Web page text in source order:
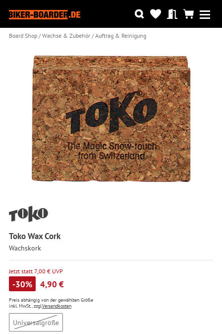
Board Shop Wachse & Zubehör Auftrag & Reinigung
Toko Wax Cork
Wachskork
Jetzt statt 7,00 € UVP
-30% 4,90 €
Preis abhängig von der gewählten Größe
inkl. MwSt., zzgl.Versandkosten
Universalgröße